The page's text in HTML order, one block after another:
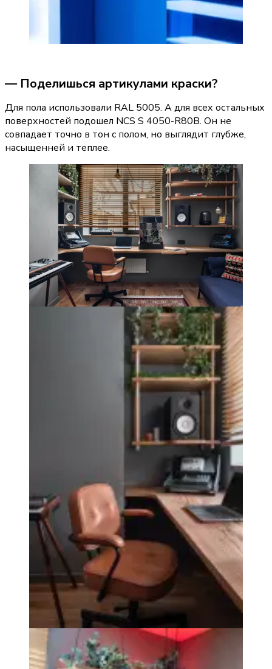
— Поделишься артикулами краски?
Для пола использовали RAL 5005. А для всех остальных
поверхностей подошел NCS S 4050-R80B. Он не
совпадает точно в тон с полом, но выглядит глубже,
насыщенней и теплее.